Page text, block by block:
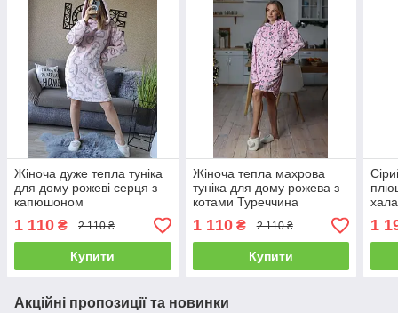
Жіноча дуже тепла туніка
для дому рожеві серця з
капюшоном
1 110 ₴ 2 110 ₴
Купити
Жіноча тепла махрова
туніка для дому рожева з
котами Туреччина
1 110₴ 2 110 ₴
Купити
1
Акційні пропозиції та новинки